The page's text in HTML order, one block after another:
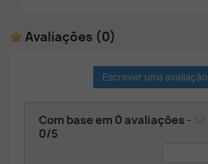
Avaliações (0)
Escrever uma avaliação
Com base em 0 avaliações -
0/5